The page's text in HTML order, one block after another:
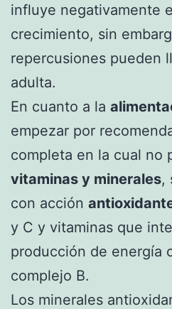
influye negativamente
crecimiento, sin
repercusiones pueden
adulta.
En cuanto a la
empezar por
completa en la cual no
vitaminas y minerales,
con acción
y C y vitaminas que
producción de energía
complejo B.
Los minerales